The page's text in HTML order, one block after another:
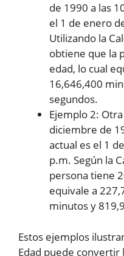
de 1990 a las
el 1 de enero
Utilizando la
obtiene que la
edad, lo cual
16,646,400
segundos.
Ejemplo 2:
diciembre de
actual es el 1
p.m. Según la
persona tiene
equivale a
minutos y
Estos ejemplos
Edad puede convertir